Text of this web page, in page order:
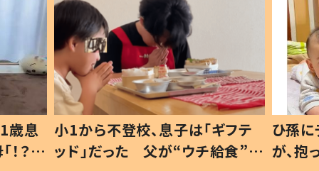
歳息
？」
小1から不登校、息子は「ギフテ
ッド」だった 父が“ウチ給食”を
ひ孫
が、